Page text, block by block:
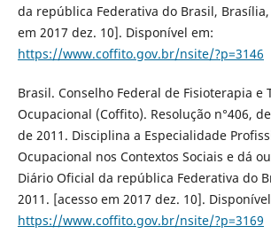
da república Federativa do Brasil, Brasília,
em 2017 dez. 10]. Disponível em:
https://www.coffito.gov.br/nsite/?p=3146
Brasil. Conselho Federal de Fisioterapia e
Ocupacional (Coffito). Resolução n°406,
de 2011. Disciplina a Especialidade
Ocupacional nos Contextos Sociais e dá
Diário Oficial da república Federativa do
2011. [acesso em 2017 dez. 10].
https://www.coffito.gov.br/nsite/?p=3169